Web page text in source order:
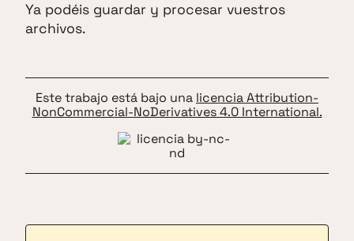
Ya podéis guardar y procesar vuestros
archivos.
Este trabajo está bajo una licencia Attribution-
NonCommercial-NoDerivatives 4.0 International.